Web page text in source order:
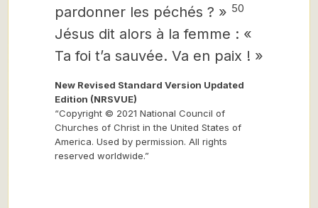
pardonner les péchés ? » 50
Jésus dit alors à la femme : «
Ta foi t’a sauvée. Va en paix ! »
New Revised Standard Version Updated
Edition (NRSVUE)
“Copyright © 2021 National Council of
Churches of Christ in the United States of
America. Used by permission. All rights
reserved worldwide.”